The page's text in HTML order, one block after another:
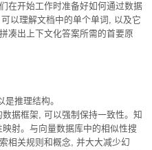
在开始工作时准备好如何通过数据
以理解文档中的单个单词, 以及它
凑出上下文化答案所需的首要原
推理结构。
据框架, 可以强制保持一致性。知
射。与向量数据库中的相似性搜
相关规则和概念, 并大大减少幻